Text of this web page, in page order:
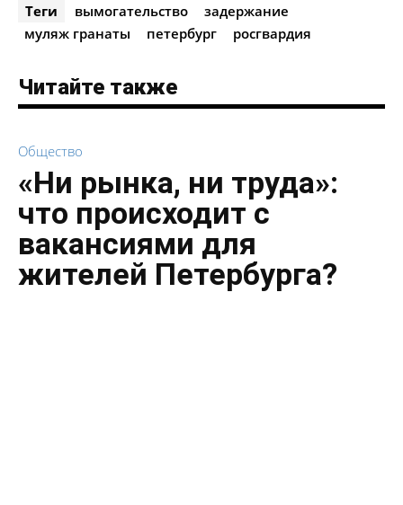
Теги вымогательство
задержание
муляж гранаты
петербург росгвардия
Читайте также
Общество
«Ни рынка, ни труда»:
что происходит с
вакансиями для
жителей Петербурга?